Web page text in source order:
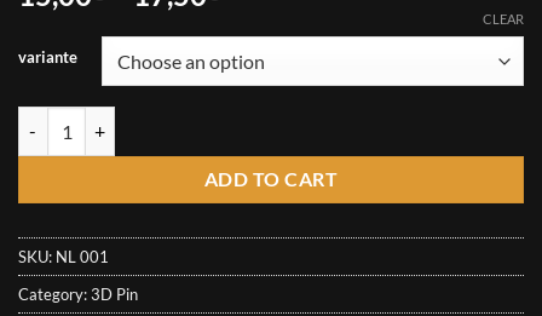
15,00€
through
variante
CLEAR
ADD TO CART
SKU: NL 001
Category:3D Pin